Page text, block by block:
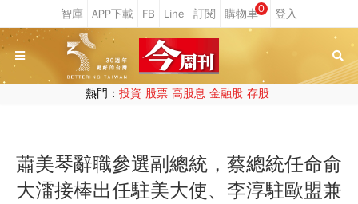
0
熱門： 投資 股票 高股息 金融股 存股
蕭美琴辭職參選副總統，蔡總統任命俞
大㵢接棒出任駐美大使、李淳駐歐盟兼